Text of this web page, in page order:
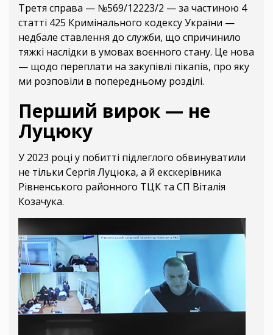
Третя справа — №569/12223/2 — за частиною 4
статті 425 Кримінального кодексу України —
недбале ставлення до служби, що спричинило
тяжкі наслідки в умовах воєнного стану. Це нова
— щодо переплати на закупівлі пікапів, про яку
ми розповіли в попередньому розділі.
Перший вирок — не
Луцюку
У 2023 році у побитті підлеглого обвинуватили
не тільки Сергія Луцюка, а й екскерівника
Рівненського районного ТЦК та СП Віталія
Козачука.